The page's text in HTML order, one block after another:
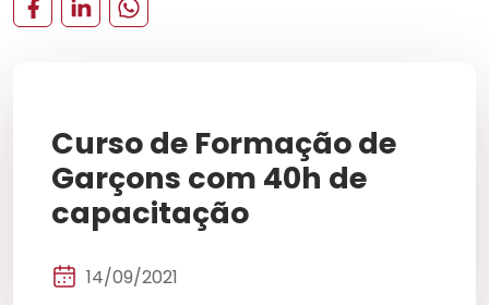
Curso de Formação de
Garçons com 40h de
capacitação
14/09/2021